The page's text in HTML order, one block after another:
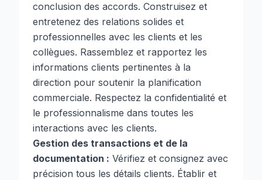
conclusion des accords. Construisez et
entretenez des relations solides et
professionnelles avec les clients et les
collègues. Rassemblez et rapportez les
informations clients pertinentes à la
direction pour soutenir la planification
commerciale. Respectez la confidentialité et
le professionnalisme dans toutes les
interactions avec les clients.
Gestion des transactions et de la
documentation : Vérifiez et consignez avec
précision tous les détails clients. Établir et